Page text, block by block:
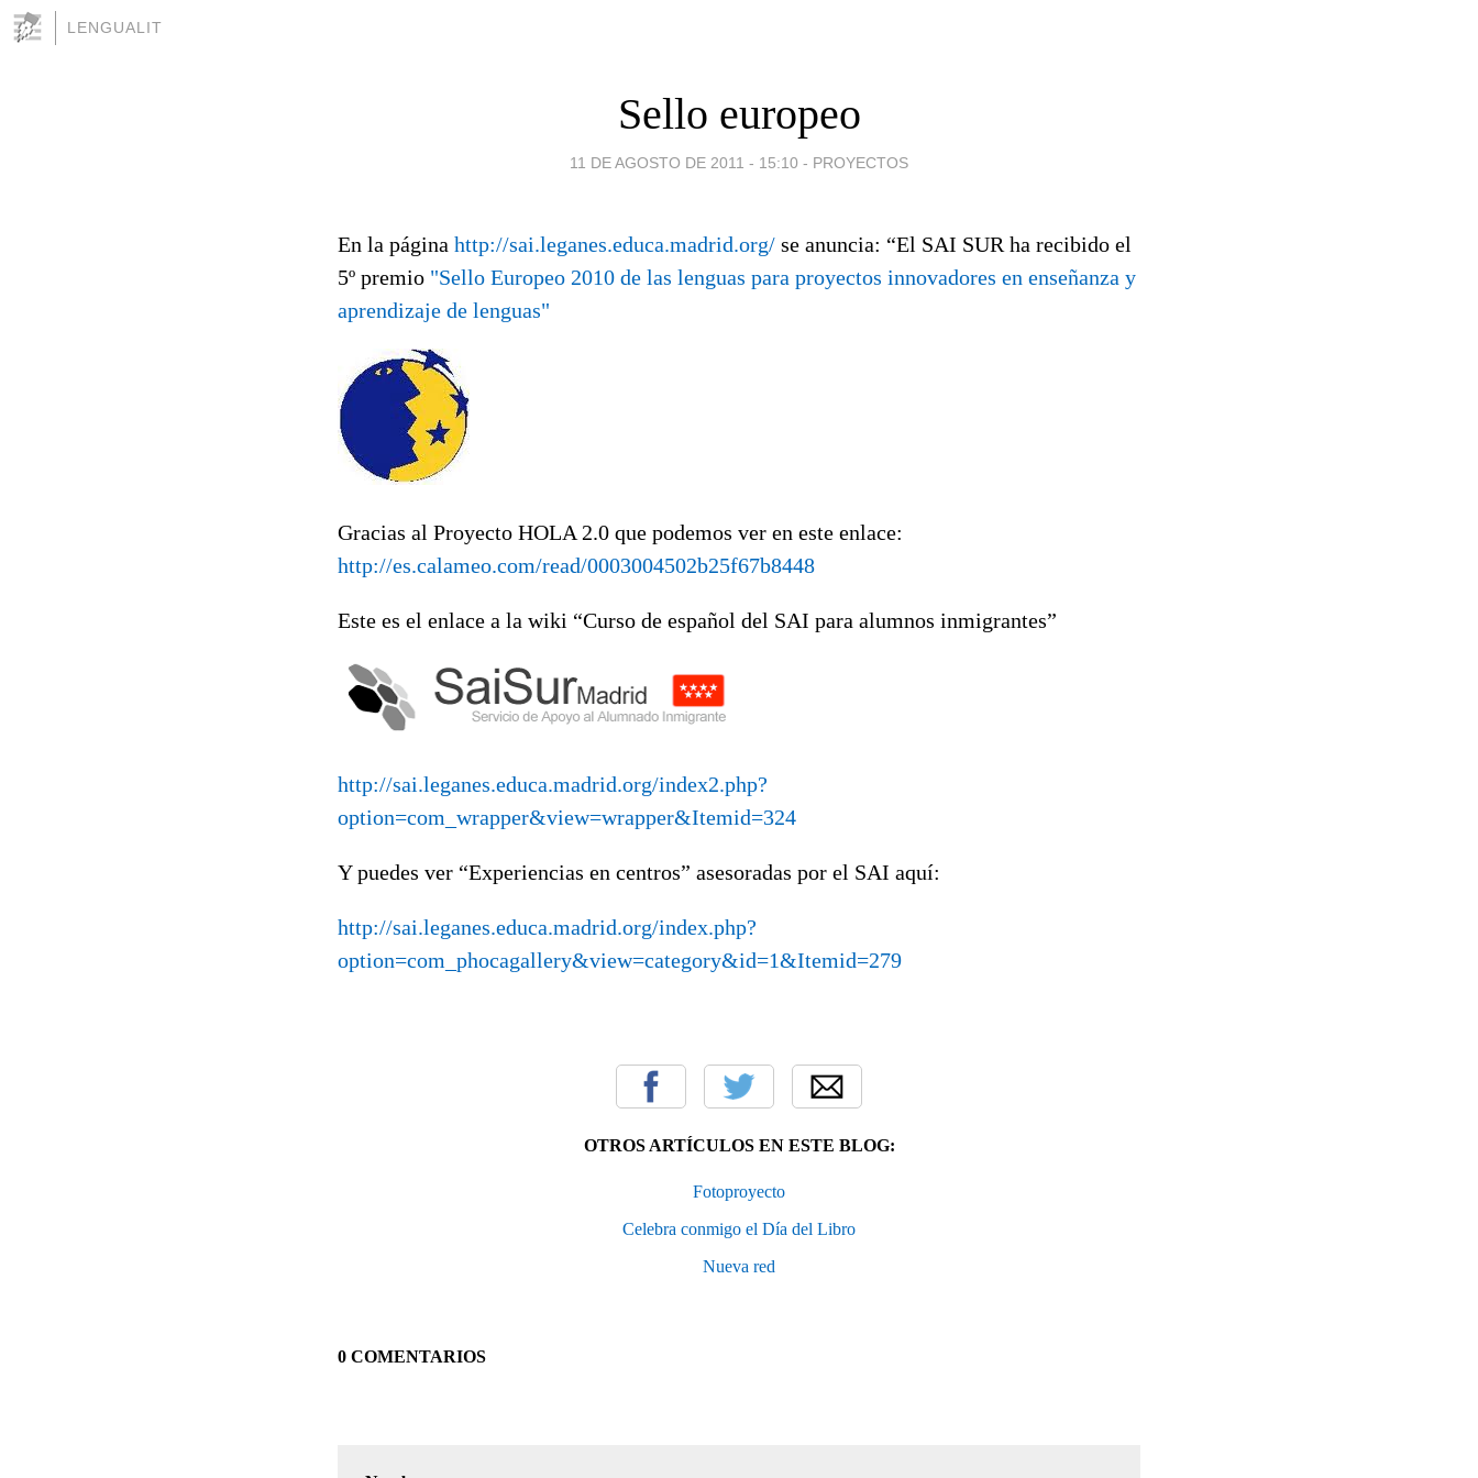
LENGUALIT
Sello europeo
11 DE AGOSTO DE 2011 - 15:10 - PROYECTOS
En la página http://sai.leganes.educa.madrid.org/ se anuncia: “El SAI SUR ha recibido el
5º premio "Sello Europeo 2010 de las lenguas para proyectos innovadores en enseñanza y
aprendizaje de lenguas"
Gracias al Proyecto HOLA 2.0 que podemos ver en este enlace:
http://es.calameo.com/read/0003004502b25f67b8448
Este es el enlace a la wiki “Curso de español del SAI para alumnos inmigrantes”
http://sai.leganes.educa.madrid.org/index2.php?
option=com_wrapper&view=wrapper&Itemid=324
Y puedes ver “Experiencias en centros” asesoradas por el SAI aquí:
http://sai.leganes.educa.madrid.org/index.php?
option=com_phocagallery&view=category&id=1&Itemid=279
OTROS ARTÍCULOS EN ESTE BLOG:
Fotoproyecto
Celebra conmigo el Día del Libro
Nueva red
0 COMENTARIOS